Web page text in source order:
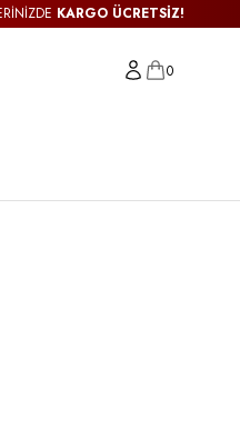
KARGO ÜCRETSİZ!
0